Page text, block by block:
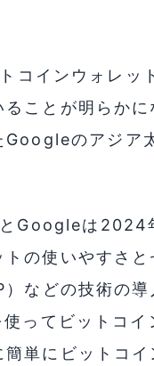
コインウォレッ
ことが明らか
Googleのアジ
Googleは2024
トの使いやすさ
などの技術の
ってビットコ
簡単にビットコ